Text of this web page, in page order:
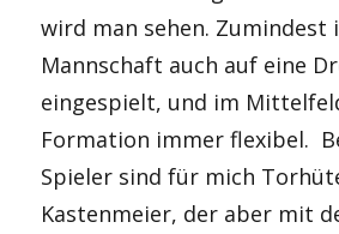
wird man sehen. Zumindest
Mannschaft auch auf eine
eingespielt, und im
Formation immer flexibel.
Spieler sind für mich
Kastenmeier, der aber mit